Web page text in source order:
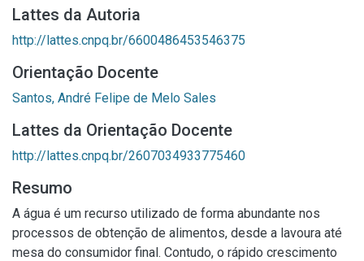
Lattes da Autoria
http://lattes.cnpq.br/6600486453546375
Orientação Docente
Santos, André Felipe de Melo Sales
Lattes da Orientação Docente
http://lattes.cnpq.br/2607034933775460
Resumo
A água é um recurso utilizado de forma abundante nos
processos de obtenção de alimentos, desde a lavoura até
mesa do consumidor final. Contudo, o rápido crescimento